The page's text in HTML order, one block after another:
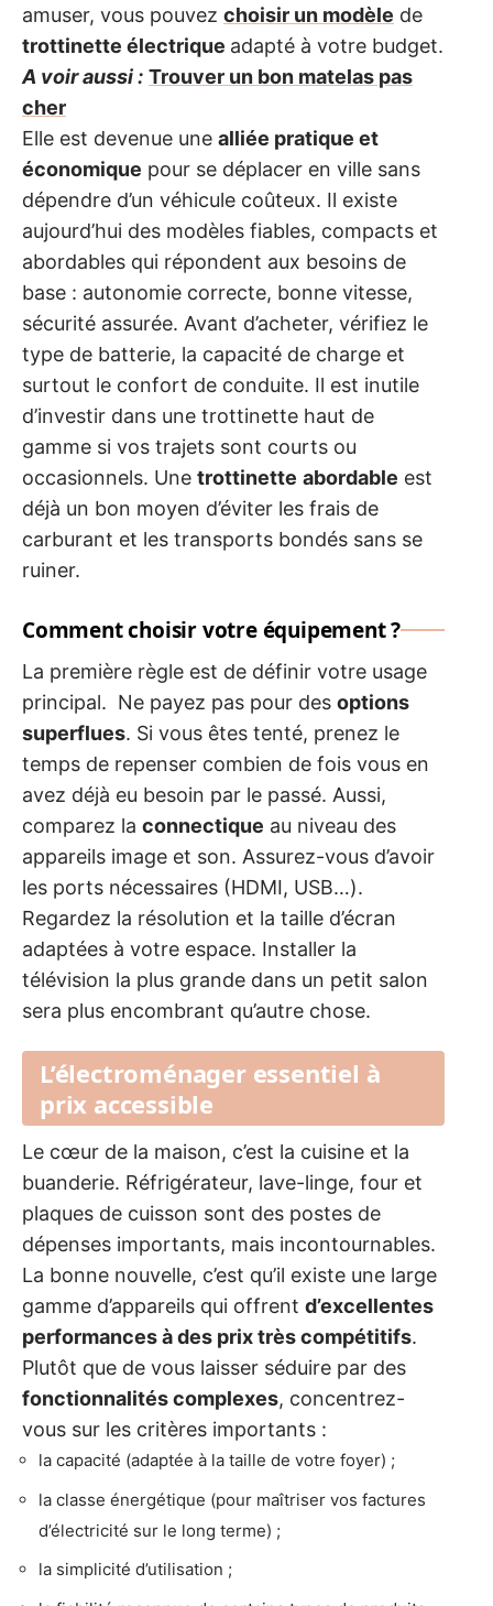
amuser, vous pouvez choisir un modèle de
trottinette électrique adapté à votre budget.
A voir aussi : Trouver un bon matelas pas
cher
Elle est devenue une alliée pratique et
économique pour se déplacer en ville sans
dépendre d’un véhicule coûteux. Il existe
aujourd’hui des modèles fiables, compacts et
abordables qui répondent aux besoins de
base : autonomie correcte, bonne vitesse,
sécurité assurée. Avant d’acheter, vérifiez le
type de batterie, la capacité de charge et
surtout le confort de conduite. Il est inutile
d’investir dans une trottinette haut de
gamme si vos trajets sont courts ou
occasionnels. Une trottinette abordable est
déjà un bon moyen d’éviter les frais de
carburant et les transports bondés sans se
ruiner.
Comment choisir votre équipement ?
La première règle est de définir votre usage
principal. Ne payez pas pour des options
superflues. Si vous êtes tenté, prenez le
temps de repenser combien de fois vous en
avez déjà eu besoin par le passé. Aussi,
comparez la connectique au niveau des
appareils image et son. Assurez-vous d’avoir
les ports nécessaires (HDMI, USB…).
Regardez la résolution et la taille d’écran
adaptées à votre espace. Installer la
télévision la plus grande dans un petit salon
sera plus encombrant qu’autre chose.
L’électroménager essentiel à
prix accessible
Le cœur de la maison, c’est la cuisine et la
buanderie. Réfrigérateur, lave-linge, four et
plaques de cuisson sont des postes de
dépenses importants, mais incontournables.
La bonne nouvelle, c’est qu’il existe une large
gamme d’appareils qui offrent d’excellentes
performances à des prix très compétitifs.
Plutôt que de vous laisser séduire par des
fonctionnalités complexes, concentrez-
vous sur les critères importants :
la capacité (adaptée à la taille de votre foyer) ;
la classe énergétique (pour maîtriser vos factures
d’électricité sur le long terme) ;
la simplicité d’utilisation ;